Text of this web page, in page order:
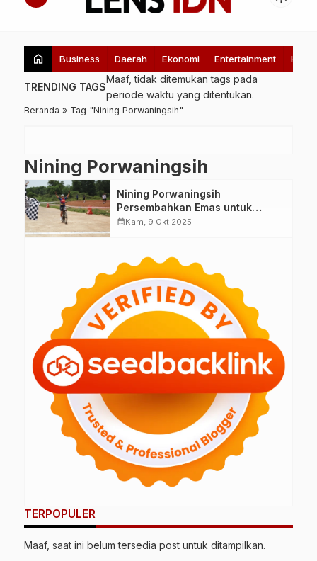
home Business Daerah Ekonomi Entertainment
TRENDING TAGS
Maaf, tidak ditemukan tags pada
periode waktu yang ditentukan.
Beranda » Tag "Nining Porwaningsih"
Nining Porwaningsih
Nining Porwaningsih
Persembahkan Emas untuk
Kemenpora di Pornas Korpri XVII
calendar_monthKam, 9 Okt 2025
TERPOPULER
Maaf, saat ini belum tersedia post untuk ditampilkan.